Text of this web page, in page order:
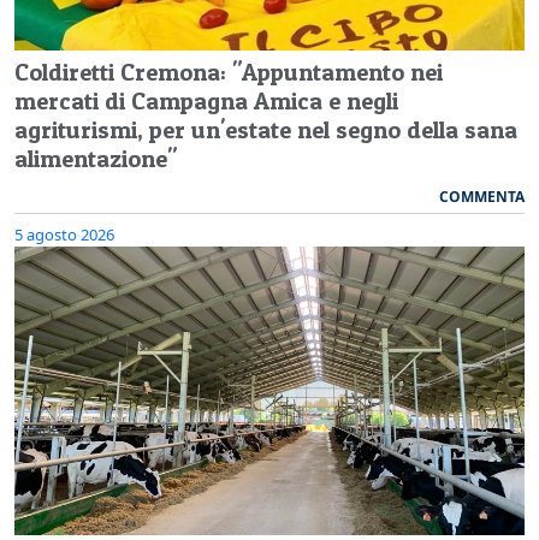
Coldiretti Cremona: "Appuntamento nei
mercati di Campagna Amica e negli
agriturismi, per un'estate nel segno della sana
alimentazione"
COMMENTA
5 agosto 2026